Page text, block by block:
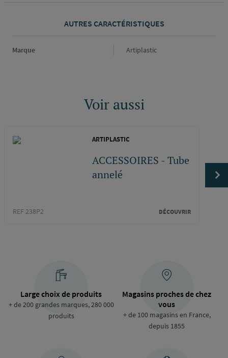
AUTRES CARACTÉRISTIQUES
Marque Marque
Artiplastic
Voir aussi
ARTIPLASTIC
ACCESSOIRES - Tube
annelé
REF 238P2 DÉCOUVRIR
Large choix de produits
+ de 200 grandes marques, 280 000
produits
Magasins proches de chez
vous
+ de 100 magasins en France,
depuis 1855